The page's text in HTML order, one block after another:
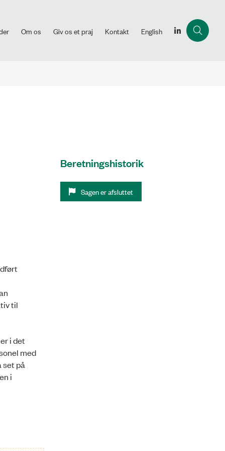
Om os Giv os et praj Kontakt English
til
i det
med
set på
i
Beretningshistorik
Sagen er afsluttet